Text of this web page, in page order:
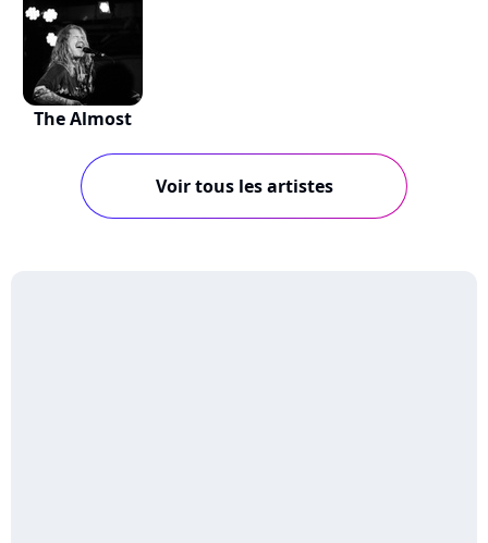
The Almost
Voir tous les artistes